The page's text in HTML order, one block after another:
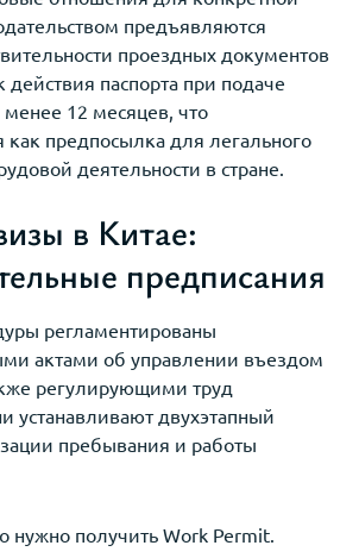
предъявляются
проездных документов
действия паспорта при подаче
12 месяцев, что
как предпосылка для легального
деятельности в стране.
в Китае:
предписания
регламентированы
актами об управлении въездом
регулирующими труд
устанавливают двухэтапный
пребывания и работы
нужно получить Work Permit.